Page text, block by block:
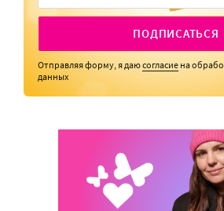
ПОДПИСАТЬСЯ
Отправляя форму, я даюсогласие на
данных